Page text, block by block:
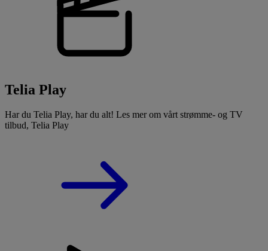
Telia Play
Har du Telia Play, har du alt! Les mer om vårt strømme- og TV
tilbud, Telia Play